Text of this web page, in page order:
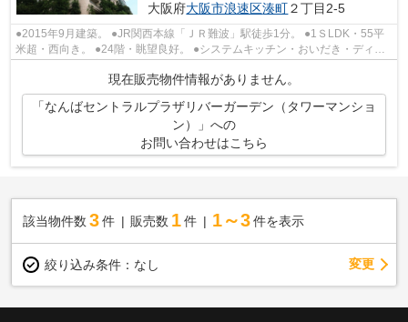
大阪府大阪市浪速区湊町２丁目2-5
●2015年9月建築。 ●JR関西本線「ＪＲ難波」駅徒歩1分。 ●1ＳLDK・55平
米超・西向き。 ●24階・眺望良好。 ●システムキッチン・おいだき・ディス
ポーザー等の充実設備。 ●バルコニーにス...
現在販売物件情報がありません。
「なんばセントラルプラザリバーガーデン（タワーマンショ
ン）」への
お問い合わせはこちら
該当物件数 3件 販売数 1 件 1～3 件を表示
絞り込み条件： なし 変更